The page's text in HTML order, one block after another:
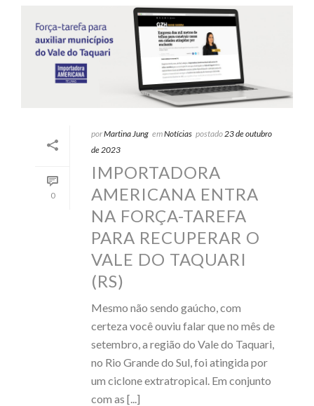
0
porMartina Jung emNotícias postado 23 de outubro
de 2023
IMPORTADORA
AMERICANA ENTRA
NA FORÇA-TAREFA
PARA RECUPERAR O
VALE DO TAQUARI
(RS)
Mesmo não sendo gaúcho, com
certeza você ouviu falar que no mês de
setembro, a região do Vale do Taquari,
no Rio Grande do Sul, foi atingida por
um ciclone extratropical. Em conjunto
com as [...]